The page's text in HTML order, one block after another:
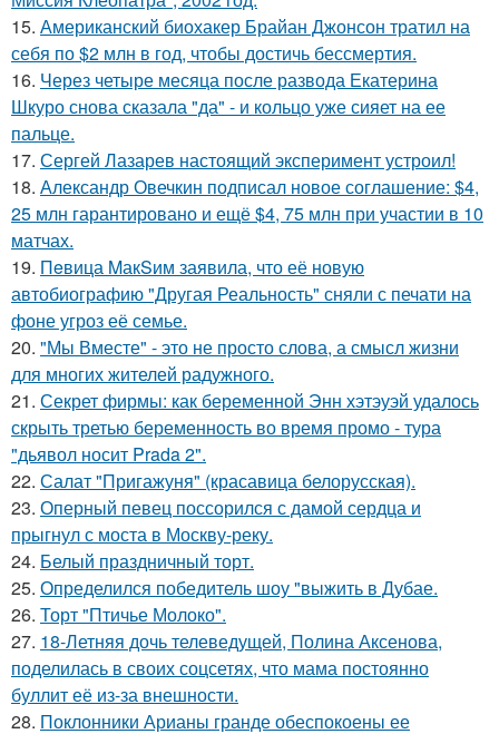
15. Американский биохакер Брайан Джонсон тратил на
себя по $2 млн в год, чтобы достичь бессмертия.
16. Через четыре месяца после развода Екатерина
Шкуро снова сказала "да" - и кольцо уже сияет на ее
пальце.
17. Сергей Лазарев настоящий эксперимент устроил!
18. Александр Овечкин подписал новое соглашение: $4,
25 млн гарантировано и ещё $4, 75 млн при участии в 10
матчах.
19. Пeвица MакSим заявила, что её новую
автобиографию "Другая Реальность" сняли с печати на
фоне угроз её семье.
20. "Мы Вместе" - это не просто слова, а смысл жизни
для многих жителей радужного.
21. Секрет фирмы: как беременной Энн хэтэуэй удалось
скрыть третью беременность во время промо - тура
"дьявол носит Prada 2".
22. Салат "Пригажуня" (красавица белорусская).
23. Оперный певец поссорился с дамой сердца и
прыгнул с моста в Москву-реку.
24. Белый праздничный торт.
25. Определился победитель шоу "выжить в Дубае.
26. Торт "Птичье Молоко".
27. 18-Летняя дочь телеведущей, Полина Аксенова,
поделилась в своих соцсетях, что мама постоянно
буллит её из-за внешности.
28. Поклонники Арианы гранде обеспокоены ее